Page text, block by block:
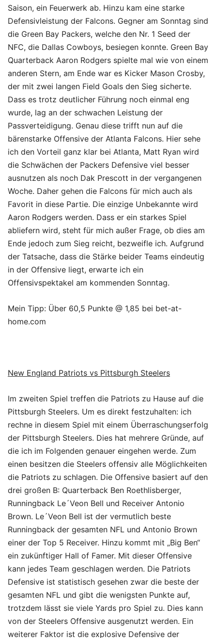
Saison, ein Feuerwerk ab. Hinzu kam eine starke
Defensivleistung der Falcons. Gegner am Sonntag sind
die Green Bay Packers, welche den Nr. 1 Seed der
NFC, die Dallas Cowboys, besiegen konnte. Green Bay
Quarterback Aaron Rodgers spielte mal wie von einem
anderen Stern, am Ende war es Kicker Mason Crosby,
der mit zwei langen Field Goals den Sieg sicherte.
Dass es trotz deutlicher Führung noch einmal eng
wurde, lag an der schwachen Leistung der
Passverteidigung. Genau diese trifft nun auf die
bärenstarke Offensive der Atlanta Falcons. Hier sehe
ich den Vorteil ganz klar bei Atlanta, Matt Ryan wird
die Schwächen der Packers Defensive viel besser
ausnutzen als noch Dak Prescott in der vergangenen
Woche. Daher gehen die Falcons für mich auch als
Favorit in diese Partie. Die einzige Unbekannte wird
Aaron Rodgers werden. Dass er ein starkes Spiel
abliefern wird, steht für mich außer Frage, ob dies am
Ende jedoch zum Sieg reicht, bezweifle ich. Aufgrund
der Tatsache, dass die Stärke beider Teams eindeutig
in der Offensive liegt, erwarte ich ein
Offensivspektakel am kommenden Sonntag.
Mein Tipp: Über 60,5 Punkte @ 1,85 bei bet-at-
home.com
New England Patriots vs Pittsburgh Steelers
Im zweiten Spiel treffen die Patriots zu Hause auf die
Pittsburgh Steelers. Um es direkt festzuhalten: ich
rechne in diesem Spiel mit einem Überraschungserfolg
der Pittsburgh Steelers. Dies hat mehrere Gründe, auf
die ich im Folgenden genauer eingehen werde. Zum
einen besitzen die Steelers offensiv alle Möglichkeiten
die Patriots zu schlagen. Die Offensive basiert auf den
drei großen B: Quarterback Ben Roethlisberger,
Runningback Le´Veon Bell und Receiver Antonio
Brown. Le´Veon Bell ist der vermutlich beste
Runningback der gesamten NFL und Antonio Brown
einer der Top 5 Receiver. Hinzu kommt mit „Big Ben“
ein zukünftiger Hall of Famer. Mit dieser Offensive
kann jedes Team geschlagen werden. Die Patriots
Defensive ist statistisch gesehen zwar die beste der
gesamten NFL und gibt die wenigsten Punkte auf,
trotzdem lässt sie viele Yards pro Spiel zu. Dies kann
von der Steelers Offensive ausgenutzt werden. Ein
weiterer Faktor ist die explosive Defensive der